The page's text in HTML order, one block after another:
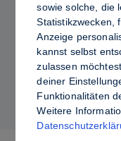
Dewy vs. Oily
Glow für
sowie solche, die
Statistikzwecken,
Anzeige
kannst selbst
zulassen
deiner
Funktionalitäten
Weitere